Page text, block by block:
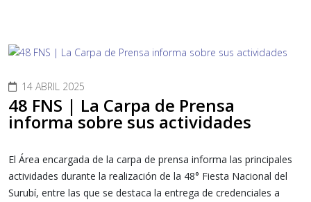
14 ABRIL 2025
48 FNS | La Carpa de Prensa
informa sobre sus actividades
El Área encargada de la carpa de prensa informa las principales
actividades durante la realización de la 48° Fiesta Nacional del
Surubí, entre las que se destaca la entrega de credenciales a